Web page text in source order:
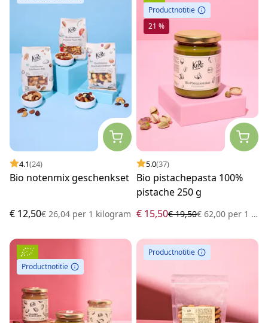
4.1(24)
Bio notenmix geschenkset
€ 12,50€ 26,04 per 1 kilogram
Productnotitie
21 %
5.0(37)
Bio pistachepasta 100%
pistache 250 g
€ 15,50€ 19,50€ 62,00 per 1 kilogram
Productnotitie
Productnotitie